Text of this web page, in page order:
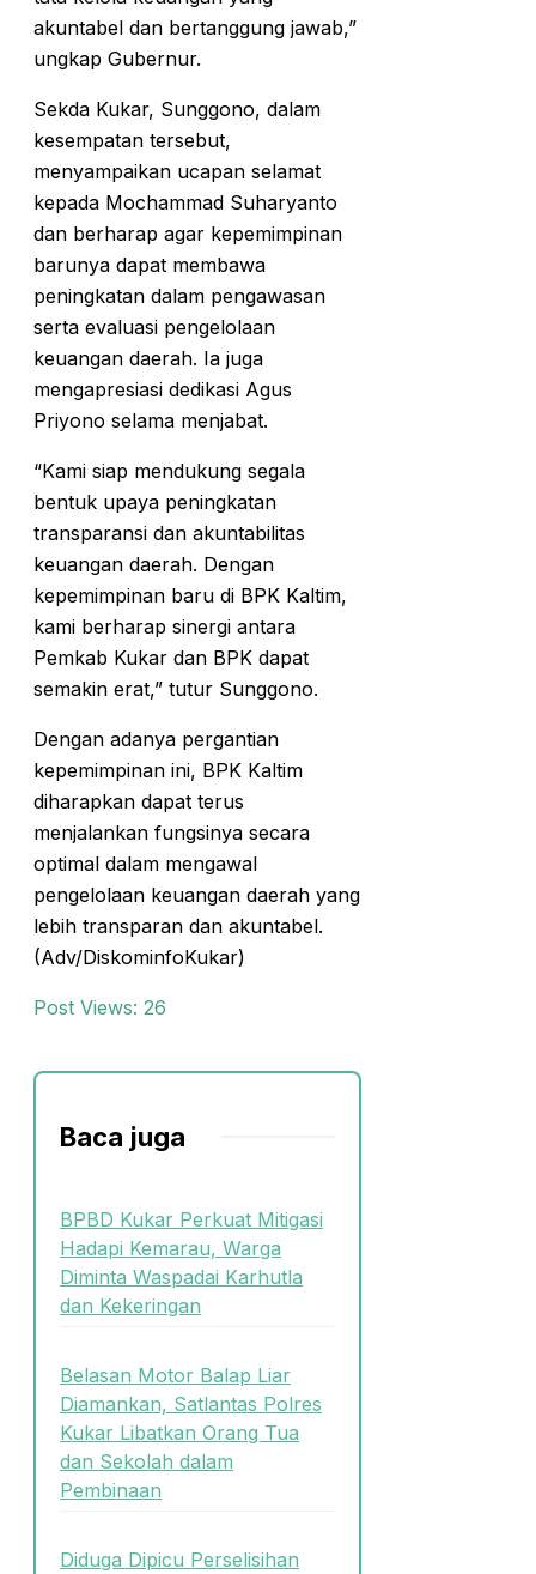
akuntabel dan bertanggung jawab,”
ungkap Gubernur.
Sekda Kukar, Sunggono, dalam
kesempatan tersebut,
menyampaikan ucapan selamat
kepada Mochammad Suharyanto
dan berharap agar kepemimpinan
barunya dapat membawa
peningkatan dalam pengawasan
serta evaluasi pengelolaan
keuangan daerah. Ia juga
mengapresiasi dedikasi Agus
Priyono selama menjabat.
“Kami siap mendukung segala
bentuk upaya peningkatan
transparansi dan akuntabilitas
keuangan daerah. Dengan
kepemimpinan baru di BPK Kaltim,
kami berharap sinergi antara
Pemkab Kukar dan BPK dapat
semakin erat,” tutur Sunggono.
Dengan adanya pergantian
kepemimpinan ini, BPK Kaltim
diharapkan dapat terus
menjalankan fungsinya secara
optimal dalam mengawal
pengelolaan keuangan daerah yang
lebih transparan dan akuntabel.
(Adv/DiskominfoKukar)
Post Views: 26
Baca juga
BPBD Kukar Perkuat Mitigasi
Hadapi Kemarau, Warga
Diminta Waspadai Karhutla
dan Kekeringan
Belasan Motor Balap Liar
Diamankan, Satlantas Polres
Kukar Libatkan Orang Tua
dan Sekolah dalam
Pembinaan
Diduga Dipicu Perselisihan